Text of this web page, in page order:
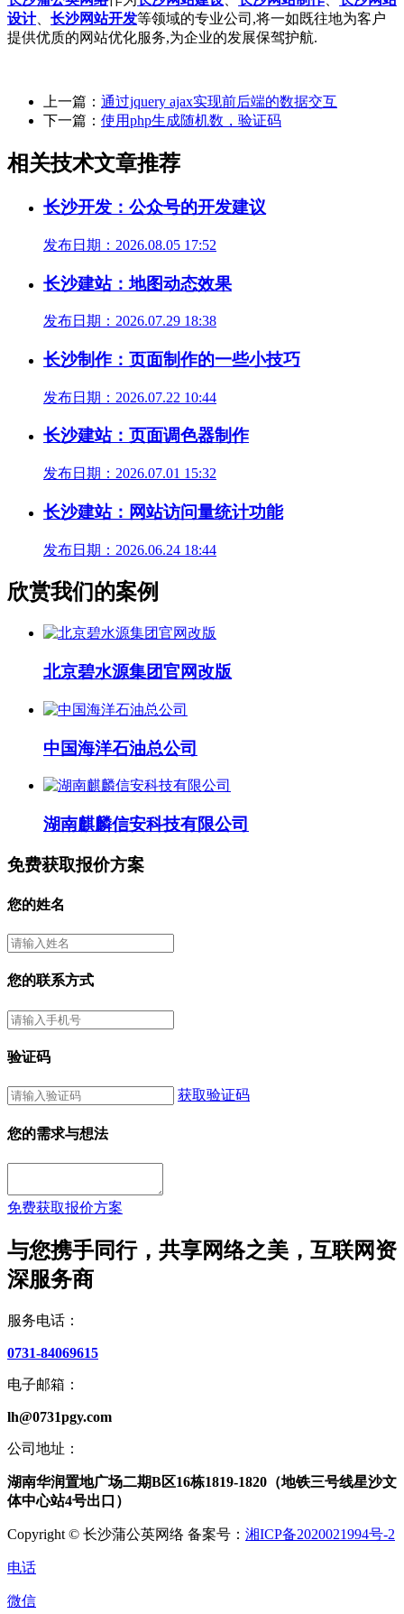
设计、 长沙网站开发等领域的专业公司,将一如既往地为客户
提供优质的网站优化服务,为企业的发展保驾护航.
上一篇： 通过jquery ajax实现前后端的数据交互
下一篇： 使用php生成随机数，验证码
相关技术文章推荐
长沙开发：公众号的开发建议
发布日期：2026.08.05 17:52
长沙建站：地图动态效果
发布日期：2026.07.29 18:38
长沙制作：页面制作的一些小技巧
发布日期：2026.07.22 10:44
长沙建站：页面调色器制作
发布日期：2026.07.01 15:32
长沙建站：网站访问量统计功能
发布日期：2026.06.24 18:44
欣赏我们的案例
北京碧水源集团官网改版
中国海洋石油总公司
湖南麒麟信安科技有限公司
免费获取报价方案
您的姓名
您的联系方式
验证码
获取验证码
您的需求与想法
免费获取报价方案
与您携手同行，共享网络之美，互联网资
深服务商
服务电话：
0731-84069615
电子邮箱：
lh@0731pgy.com
公司地址：
湖南华润置地广场二期B区16栋1819-1820（地铁三号线星沙文
体中心站4号出口）
Copyright © 长沙蒲公英网络 备案号： 湘ICP备2020021994号-2
电话
微信